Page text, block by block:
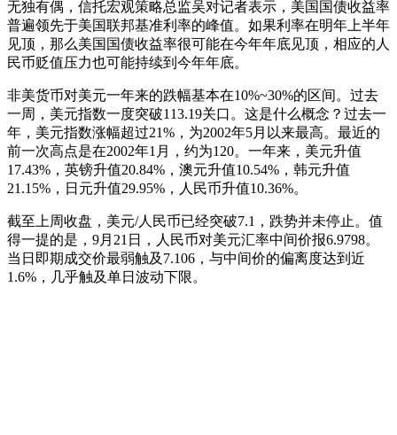
无独有偶，信托宏观策略总监吴对记者表示，美国国债收益率
普遍领先于美国联邦基准利率的峰值。如果利率在明年上半年
见顶，那么美国国债收益率很可能在今年年底见顶，相应的人
民币贬值压力也可能持续到今年年底。
非美货币对美元一年来的跌幅基本在10%~30%的区间。过去
一周，美元指数一度突破113.19关口。这是什么概念？过去一
年，美元指数涨幅超过21%，为2002年5月以来最高。最近的
前一次高点是在2002年1月，约为120。一年来，美元升值
17.43%，英镑升值20.84%，澳元升值10.54%，韩元升值
21.15%，日元升值29.95%，人民币升值10.36%。
截至上周收盘，美元/人民币已经突破7.1，跌势并未停止。值
得一提的是，9月21日，人民币对美元汇率中间价报6.9798。
当日即期成交价最弱触及7.106，与中间价的偏离度达到近
1.6%，几乎触及单日波动下限。